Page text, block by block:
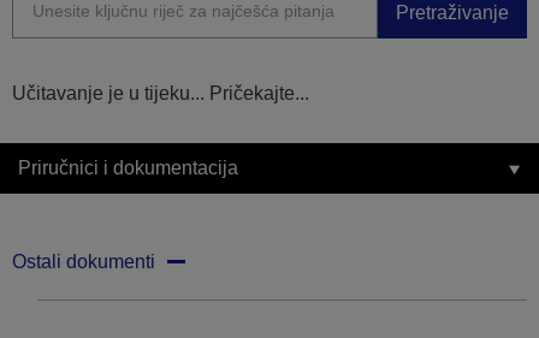
Pretraživanje
Učitavanje je u tijeku... Pričekajte...
Priručnici i dokumentacija
Ostali dokumenti